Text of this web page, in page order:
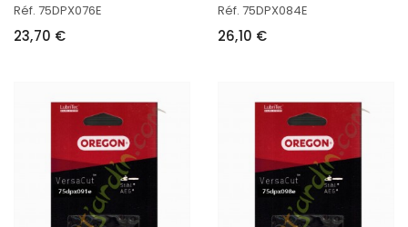
Réf. 75DPX076E
23,70 €
Réf. 75DPX084E
26,10 €